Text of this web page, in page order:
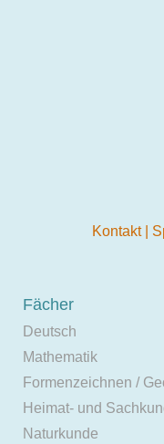
Kontakt
Fächer
Deutsch
Mathematik
Formenzeichnen /
Heimat- und
Naturkunde